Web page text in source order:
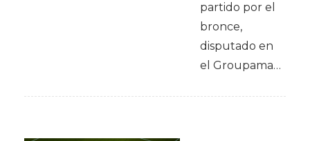
partido por el
bronce,
disputado en
el Groupama…